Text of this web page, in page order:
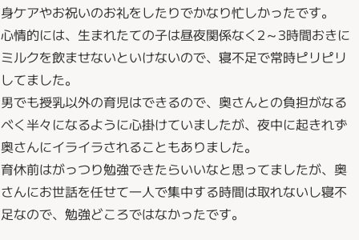
身ケアやお祝いのお礼をしたりでかなり忙しかったです。
心情的には、生まれたての子は昼夜関係なく2～3時間おきに
ミルクを飲ませないといけないので、寝不足で常時ピリピリ
してました。
男でも授乳以外の育児はできるので、奥さんとの負担がなる
べく半々になるように心掛けていましたが、夜中に起きれず
奥さんにイライラされることもありました。
育休前はがっつり勉強できたらいいなと思ってましたが、奥
さんにお世話を任せて一人で集中する時間は取れないし寝不
足なので、勉強どころではなかったです。